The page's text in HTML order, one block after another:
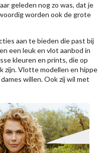
geleden nog zo was, dat je
worden ook de grote
aan te bieden die past bij
een leuk en vlot aanbod in
kleuren en prints, die op
zijn. Vlotte modellen en hippe
willen. Ook zij wil met